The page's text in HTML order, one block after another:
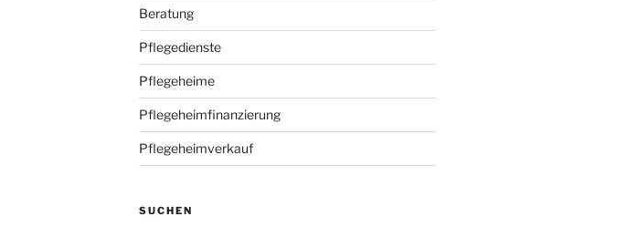
Beratung
Pflegedienste
Pflegeheime
Pflegeheimfinanzierung
Pflegeheimverkauf
SUCHEN